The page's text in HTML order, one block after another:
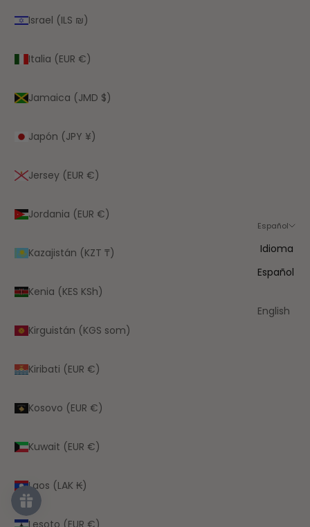
Israel (ILS ₪)
Italia (EUR €)
Jamaica (JMD $)
Japón (JPY ¥)
Jersey (EUR €)
Jordania (EUR €)
Kazajistán (KZT ₸)
Kenia (KES KSh)
Kirguistán (KGS som)
Kiribati (EUR €)
Kosovo (EUR €)
Kuwait (EUR €)
Laos (LAK ₭)
Lesoto (EUR €)
Español
Idioma
Español
English